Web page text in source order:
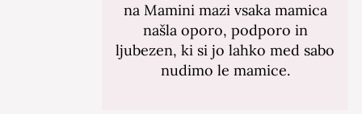
na Mamini mazi vsaka mamica
našla oporo, podporo in
ljubezen, ki si jo lahko med sabo
nudimo le mamice.